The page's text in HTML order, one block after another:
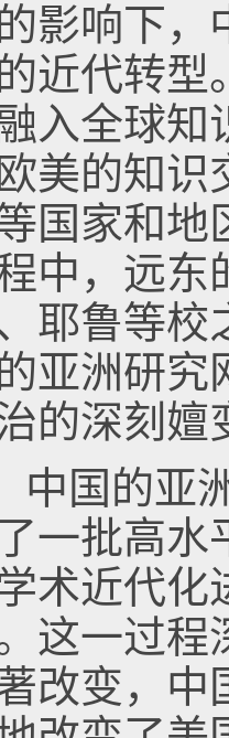
影响下
近代转型
入全球知
美的知
国家和
中，远东
耶鲁等校
亚洲研
的深刻嬗
中国的亚
一批高
术近代
这一过
改变，中